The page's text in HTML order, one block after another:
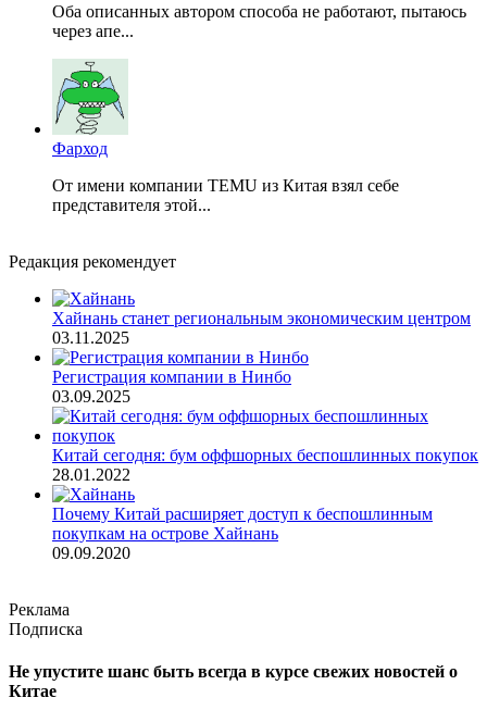
Оба описанных автором способа не работают, пытаюсь
через апе...
Фарход
От имени компании TEMU из Китая взял себе
представителя этой...
Редакция рекомендует
Хайнань станет региональным экономическим центром
03.11.2025
Регистрация компании в Нинбо
03.09.2025
Китай сегодня: бум оффшорных беспошлинных покупок
28.01.2022
Почему Китай расширяет доступ к беспошлинным
покупкам на острове Хайнань
09.09.2020
Реклама
Подписка
Не упустите шанс быть всегда в курсе свежих новостей о
Китае